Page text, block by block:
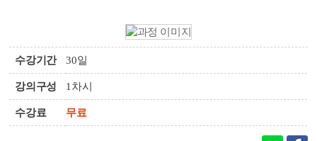
수강기간 30일
강의구성 1차시
수강료 무료